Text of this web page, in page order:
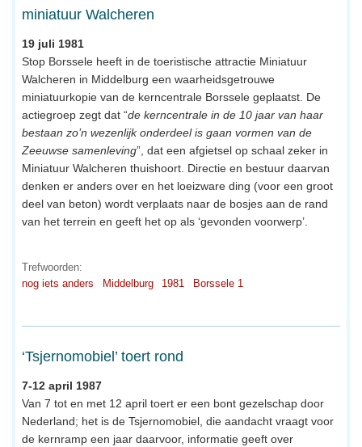
miniatuur Walcheren
19 juli 1981
Stop Borssele heeft in de toeristische attractie Miniatuur
Walcheren in Middelburg een waarheidsgetrouwe
miniatuurkopie van de kerncentrale Borssele geplaatst. De
actiegroep zegt dat “de kerncentrale in de 10 jaar van haar
bestaan zo’n wezenlijk onderdeel is gaan vormen van de
Zeeuwse samenleving”, dat een afgietsel op schaal zeker in
Miniatuur Walcheren thuishoort. Directie en bestuur daarvan
denken er anders over en het loeizware ding (voor een groot
deel van beton) wordt verplaats naar de bosjes aan de rand
van het terrein en geeft het op als ‘gevonden voorwerp’.
Trefwoorden:
nog iets anders
Middelburg 1981 Borssele 1
‘Tsjernomobiel’ toert rond
7-12 april 1987
Van 7 tot en met 12 april toert er een bont gezelschap door
Nederland; het is de Tsjernomobiel, die aandacht vraagt voor
de kernramp een jaar daarvoor, informatie geeft over